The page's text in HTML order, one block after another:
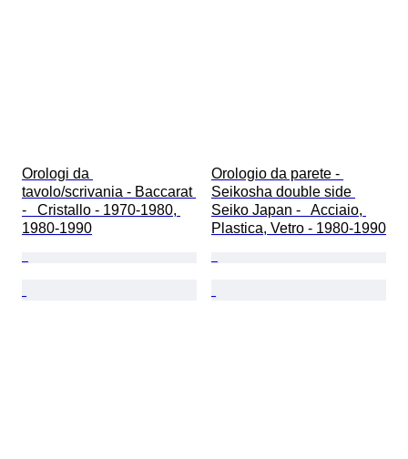
Orologi da
tavolo/scrivania - Baccarat
-   Cristallo - 1970-1980,
1980-1990
Orologio da parete -
Seikosha double side
Seiko Japan -   Acciaio,
Plastica, Vetro - 1980-1990